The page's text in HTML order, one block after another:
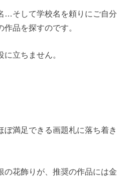
…そして学校名を頼りにご自分
品を探すのです。
立ちません。
ぼ満足できる画題札に落ち着き
の花飾りが、推奨の作品には金